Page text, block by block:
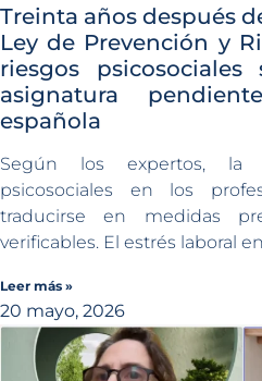
Treinta años después
Ley de Prevención y
riesgos
asignatura
española
Según los expertos, la
psicosociales en los
traducirse en medidas
verificables. El estrés laboral
Leer más »
20 mayo, 2026